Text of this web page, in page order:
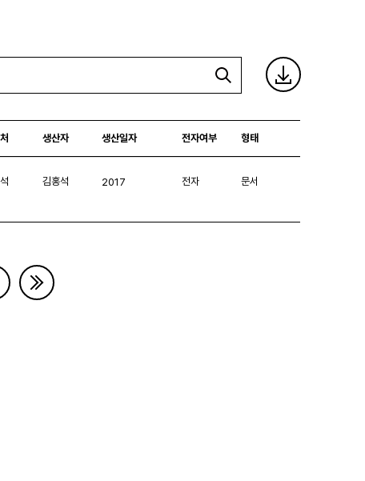
생산자 생산일자 전자여부 형태
김홍석 2017 전자 문서